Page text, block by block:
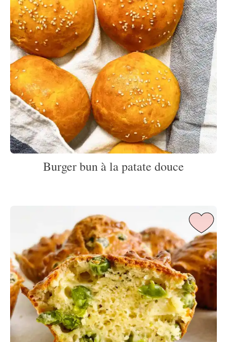
Burger bun à la patate douce